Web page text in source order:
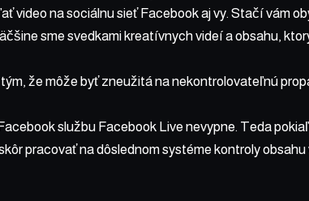
video na sociálnu sieť Facebook aj vy. Stačí vám
sme svedkami kreatívnych videí a obsahu,
že môže byť zneužitá na nekontrolovateľnú
službu Facebook Live nevypne. Teda
pracovať na dôslednom systéme kontroly obsahu